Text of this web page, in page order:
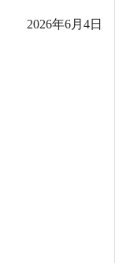
2026年6月4日